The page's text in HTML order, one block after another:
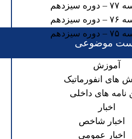
موضوعی
آموزش
های انفورماتیک
نامه های داخلی
اخبار
اخبار شاخص
اخبار عمومی